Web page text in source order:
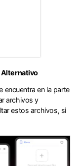
Alternativo󠀲󠀩󠀧󠀢󠀨󠀣󠀨󠀤󠀳
encuentra en la parte
archivos y
estos archivos, si